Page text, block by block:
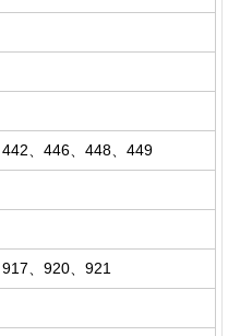
、446、448、449
、920、921